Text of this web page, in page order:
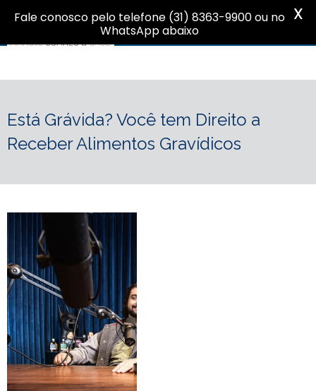
Está Grávida? Você tem Direito a
Receber Alimentos Gravídicos
Fale conosco pelo telefone (31) 8363-9900 ou no
WhatsApp abaixo
X